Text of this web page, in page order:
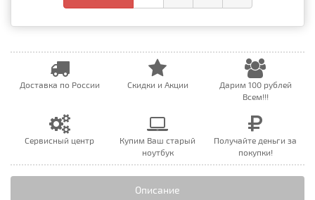
Доставка по России Скидки и Акции
Дарим 100 рублей
Всем!!!
Сервисный центр
Купим Ваш старый
ноутбук
Получайте деньги за
покупки!
Описание